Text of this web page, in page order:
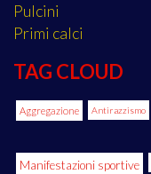
Pulcini
Primi calci
TAG CLOUD
Aggregazione Antirazzismo
Manifestazioni sportive